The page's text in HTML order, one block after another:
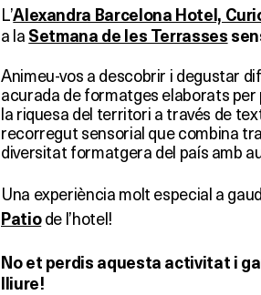
L’Alexandra Barcelona Hotel,
a la Setmana de les Terrasses
Animeu-vos a descobrir i degustar
acurada de formatges elaborats
la riquesa del territori a través de
recorregut sensorial que combina
diversitat formatgera del país amb
Una experiència molt especial a
Patiode l’hotel!
No et perdis aquesta activitat i
lliure!